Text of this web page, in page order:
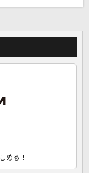
める！